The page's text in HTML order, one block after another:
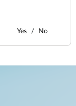
Yes No